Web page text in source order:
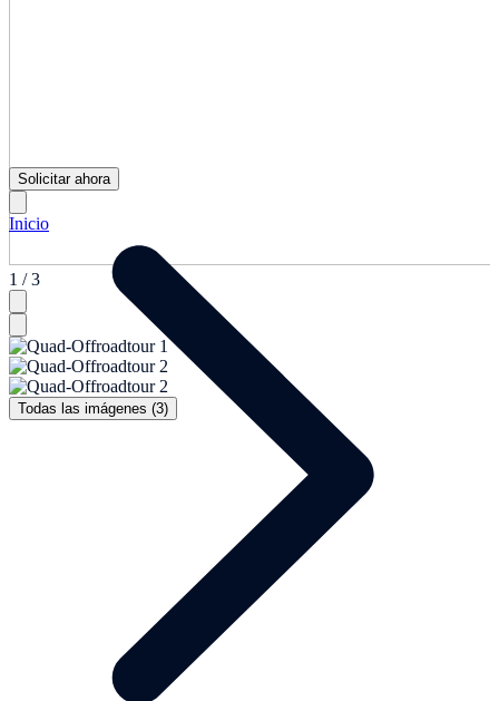
1 / 3
Todas las imágenes (3)
Solicitar ahora
Inicio